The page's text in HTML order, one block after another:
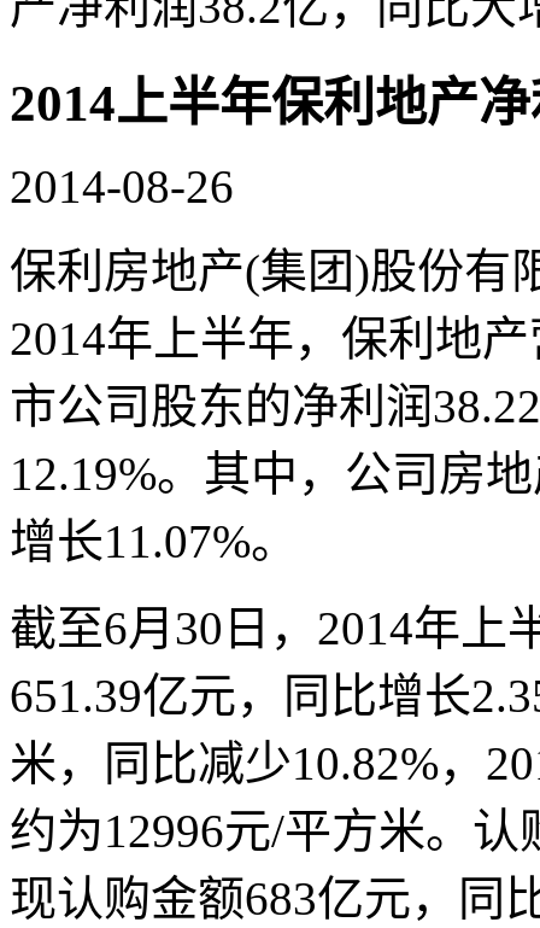
2014上半年保利地产
2014-08-26
保利房地产(集团)股份有
2014年上半年，保利地
市公司股东的净利润
12.19%。其中，公司房
增长11.07%。
截至6月30日，2014年上
651.39亿元，同比增长
米，同比减少10.82%，
约为12996元/平方米。
现认购金额683亿元，同